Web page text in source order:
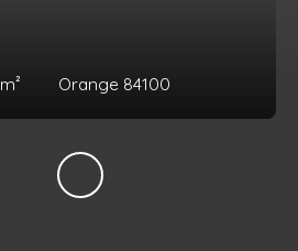
m² Orange 84100